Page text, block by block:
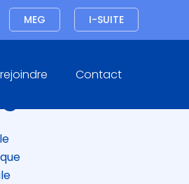
I-SUITE
MEG
Contact